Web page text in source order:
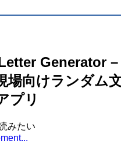
Generator –
場向けランダム
プリ
みたい